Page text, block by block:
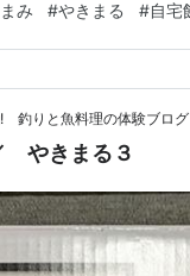
の二倍ぐらい太くて
み #やきまる #自宅
釣りと魚料理の体験ブログ
やきまる３